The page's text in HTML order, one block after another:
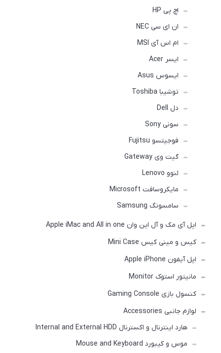
اچ پی HP
ان ای سی NEC
ام اس آی MSI
ایسر Acer
ایسوس Asus
توشیبا Toshiba
دل Dell
سونی Sony
فوجیتسو Fujitsu
گیت وی Gateway
لنوو Lenovo
مایکروسافت Microsoft
سامسونگ Samsung
اپل آی مک و آل این وان Apple iMac and All in one
کیس و مینی کیس Mini Case
اپل آیفون Apple iPhone
مانیتور استوک Monitor
کنسول بازی Gaming Console
لوازم جانبی Accessories
هارد اینترنال و اکسترنال Internal and External HDD
موس و کیبورد Mouse and Keyboard